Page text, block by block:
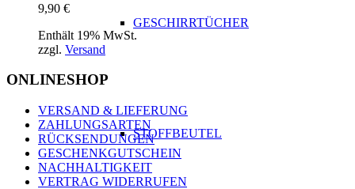
GESCHIRRTÜCHER
STOFFBEUTEL
9,90 €
Enthält 19% MwSt.
zzgl. Versand
ONLINESHOP
VERSAND & LIEFERUNG
ZAHLUNGSARTEN
RÜCKSENDUNGEN
GESCHENKGUTSCHEIN
NACHHALTIGKEIT
VERTRAG WIDERRUFEN